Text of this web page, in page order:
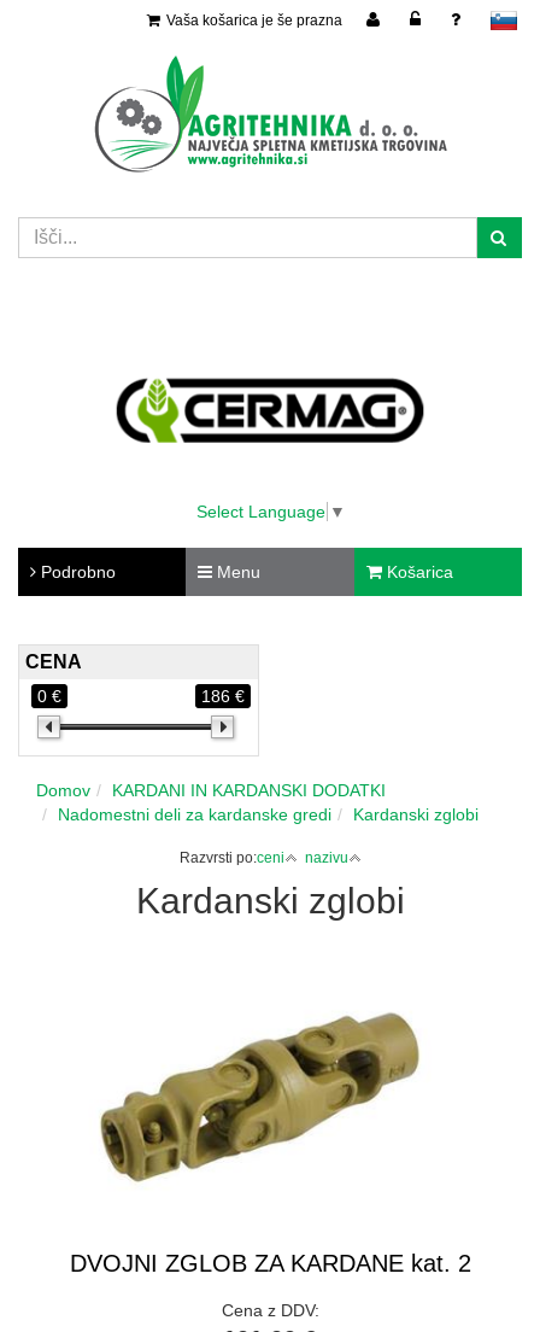
slovensko
Vaša košarica je še prazna
Select Language ▼
Podrobno Menu Košarica
CENA
0 € 186 €
Domov
KARDANI IN KARDANSKI DODATKI
Nadomestni deli za kardanske gredi
Kardanski zglobi
Razvrsti po:ceni nazivu
Kardanski zglobi
DVOJNI ZGLOB ZA KARDANE kat. 2
Cena z DDV: